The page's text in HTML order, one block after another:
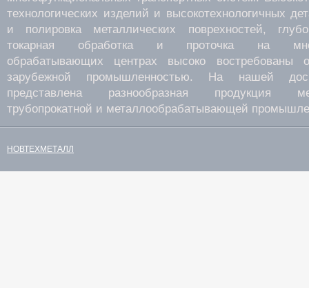
технологических изделий и высокотехнологичных
и полировка металлических поврехностей,
токарная обработка и проточка на
обрабатывающих центрах высоко востребованы
зарубежной промышленностью. На нашей
представлена разнообразная продукция
трубопрокатной и металлообрабатывающей
НОВТЕХМЕТАЛЛ